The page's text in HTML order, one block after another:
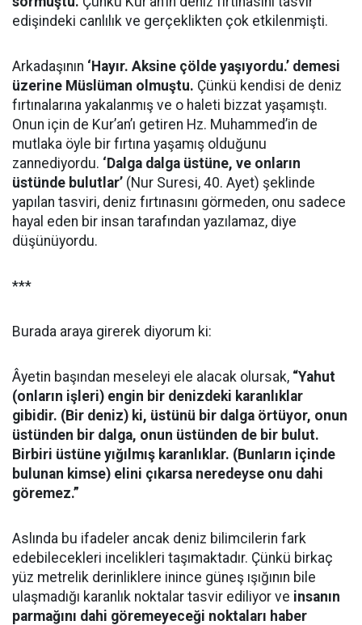
edişindeki canlılık ve gerçeklikten çok etkilenmişti.
Arkadaşının ‘Hayır. Aksine çölde yaşıyordu.’ demesi
üzerine Müslüman olmuştu. Çünkü kendisi de deniz
fırtınalarına yakalanmış ve o haleti bizzat yaşamıştı.
Onun için de Kur’an’ı getiren Hz. Muhammed’in de
mutlaka öyle bir fırtına yaşamış olduğunu
zannediyordu. ‘Dalga dalga üstüne, ve onların
üstünde bulutlar’ (Nur Suresi, 40. Ayet) şeklinde
yapılan tasviri, deniz fırtınasını görmeden, onu sadece
hayal eden bir insan tarafından yazılamaz, diye
düşünüyordu.
***
Burada araya girerek diyorum ki:
Âyetin başından meseleyi ele alacak olursak, “Yahut
(onların işleri) engin bir denizdeki karanlıklar
gibidir. (Bir deniz) ki, üstünü bir dalga örtüyor, onun
üstünden bir dalga, onun üstünden de bir bulut.
Birbiri üstüne yığılmış karanlıklar. (Bunların içinde
bulunan kimse) elini çıkarsa neredeyse onu dahi
göremez.”
Aslında bu ifadeler ancak deniz bilimcilerin fark
edebilecekleri incelikleri taşımaktadır. Çünkü birkaç
yüz metrelik derinliklere inince güneş ışığının bile
ulaşmadığı karanlık noktalar tasvir ediliyor ve insanın
parmağını dahi göremeyeceği noktaları haber